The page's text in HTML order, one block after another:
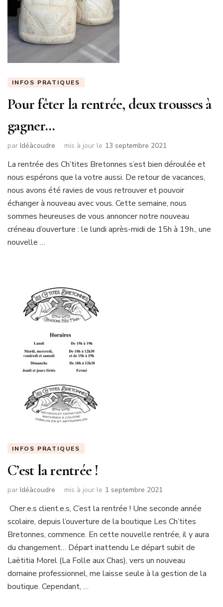
INFOS PRATIQUES
Pour fêter la rentrée, deux trousses à
gagner…
par Idéàcoudre mis à jour le 13 septembre 2021
La rentrée des Ch’tites Bretonnes s’est bien déroulée et
nous espérons que la votre aussi. De retour de vacances,
nous avons été ravies de vous retrouver et pouvoir
échanger à nouveau avec vous. Cette semaine, nous
sommes heureuses de vous annoncer notre nouveau
créneau d’ouverture : le lundi après-midi de 15h à 19h., une
nouvelle …
INFOS PRATIQUES
C’est la rentrée !
par Idéàcoudre mis à jour le 1 septembre 2021
Cher.e.s client.e.s, C’est la rentrée ! Une seconde année
scolaire, depuis l’ouverture de la boutique Les Ch’tites
Bretonnes, commence. En cette nouvelle rentrée, il y aura
du changement… Départ inattendu Le départ subit de
Laëtitia Morel (La Folle aux Chas), vers un nouveau
domaine professionnel, me laisse seule à la gestion de la
boutique. Cependant, …